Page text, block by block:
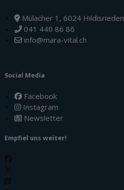
Mülacher 1, 6024 Hildisrieden
041 440 86 86
info@mara-vital.ch
Social Media
Facebook
Instagram
Newsletter
Empfiel uns weiter!